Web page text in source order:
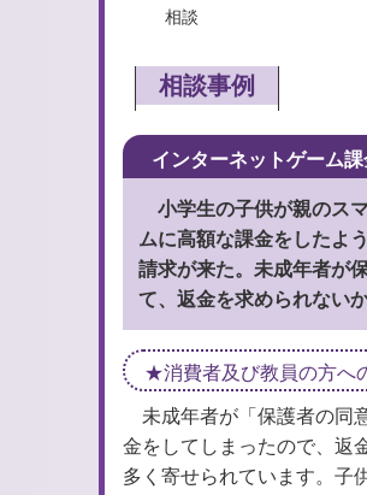
相談
相談事例
インターネットゲーム
小学生の子供が親のス
ムに高額な課金をしたよ
請求が来た。未成年者が
て、返金を求められない
消費者及び教員の方へ
未成年者が「保護者の同
金をしてしまったので、返
多く寄せられています。子